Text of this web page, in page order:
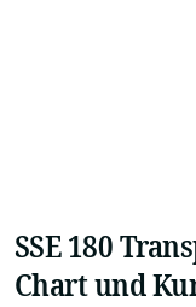
SSE 180
Chart und